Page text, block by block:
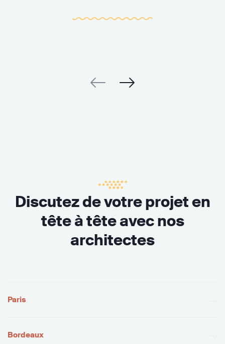
Discutez de votre projet en
tête à tête avec nos
architectes
Paris
Bordeaux